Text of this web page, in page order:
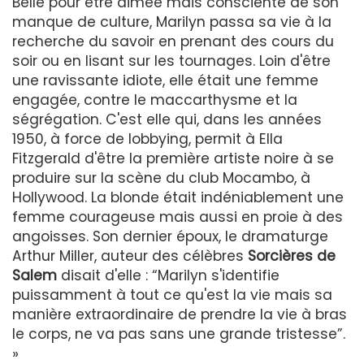
manque de culture, Marilyn passa sa vie à la
recherche du savoir en prenant des cours du
soir ou en lisant sur les tournages. Loin d'être
une ravissante idiote, elle était une femme
engagée, contre le maccarthysme et la
ségrégation. C'est elle qui, dans les années
1950, à force de lobbying, permit à Ella
Fitzgerald d'être la première artiste noire à se
produire sur la scène du club Mocambo, à
Hollywood. La blonde était indéniablement une
femme courageuse mais aussi en proie à des
angoisses. Son dernier époux, le dramaturge
Arthur Miller, auteur des célèbres Sorcières de
Salem disait d'elle : “Marilyn s'identifie
puissamment à tout ce qu'est la vie mais sa
manière extraordinaire de prendre la vie à bras
le corps, ne va pas sans une grande tristesse”.
»